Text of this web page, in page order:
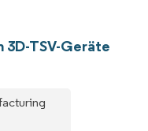
3D-TSV-Geräte